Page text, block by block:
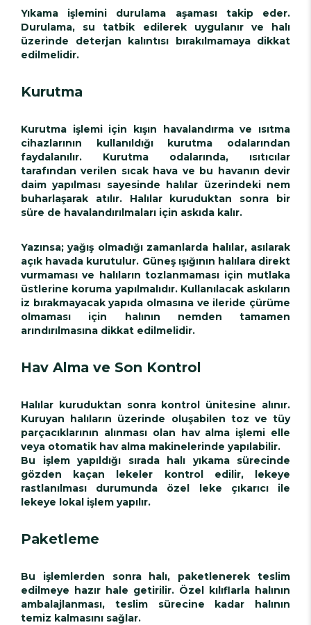
Yıkama işlemini durulama aşaması takip eder.
Durulama, su tatbik edilerek uygulanır ve halı
üzerinde deterjan kalıntısı bırakılmamaya dikkat
edilmelidir.
Kurutma
Kurutma işlemi için kışın havalandırma ve ısıtma
cihazlarının kullanıldığı kurutma odalarından
faydalanılır. Kurutma odalarında, ısıtıcılar
tarafından verilen sıcak hava ve bu havanın devir
daim yapılması sayesinde halılar üzerindeki nem
buharlaşarak atılır. Halılar kuruduktan sonra bir
süre de havalandırılmaları için askıda kalır.
Yazınsa; yağış olmadığı zamanlarda halılar, asılarak
açık havada kurutulur. Güneş ışığının halılara direkt
vurmaması ve halıların tozlanmaması için mutlaka
üstlerine koruma yapılmalıdır. Kullanılacak askıların
iz bırakmayacak yapıda olmasına ve ileride çürüme
olmaması için halının nemden tamamen
arındırılmasına dikkat edilmelidir.
Hav Alma ve Son Kontrol
Halılar kuruduktan sonra kontrol ünitesine alınır.
Kuruyan halıların üzerinde oluşabilen toz ve tüy
parçacıklarının alınması olan hav alma işlemi elle
veya otomatik hav alma makinelerinde yapılabilir.
Bu işlem yapıldığı sırada halı yıkama sürecinde
gözden kaçan lekeler kontrol edilir, lekeye
rastlanılması durumunda özel leke çıkarıcı ile
lekeye lokal işlem yapılır.
Paketleme
Bu işlemlerden sonra halı, paketlenerek teslim
edilmeye hazır hale getirilir. Özel kılıflarla halının
ambalajlanması, teslim sürecine kadar halının
temiz kalmasını sağlar.